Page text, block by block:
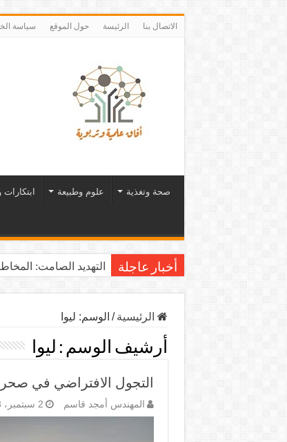
الاتصال بنا الرئيسة حول الموقع سياسة
صحة وتغذية علوم وطبيعة
أخبار عاجلة التهديد الصامت:
الرئيسية / الوسم: ليوا
أرشيف الوسم : ليوا
التجول الافتراضي في
المهندس أمجد قاسم 2 سبتمبر، 2023